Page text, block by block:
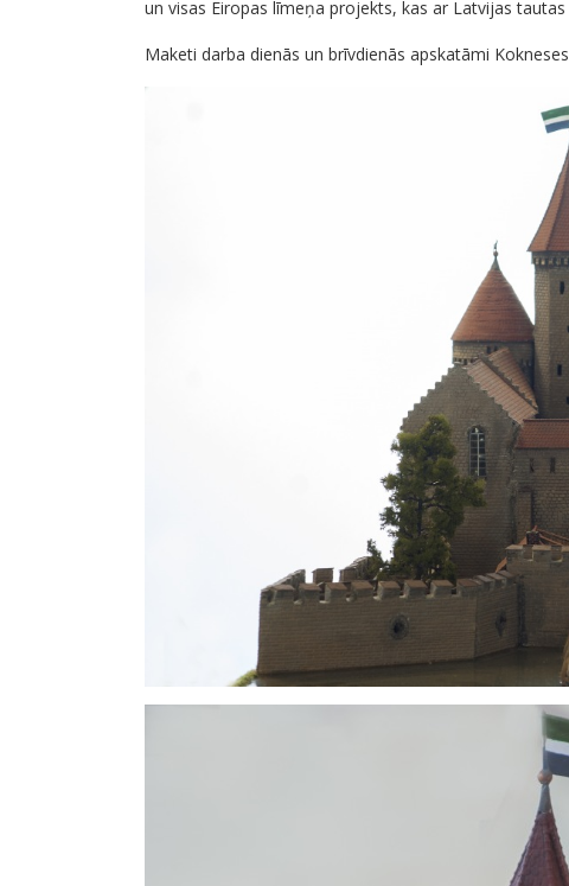
un visas Eiropas līmeņa projekts, kas ar Latvijas
Maketi darba dienās un brīvdienās apskatāmi